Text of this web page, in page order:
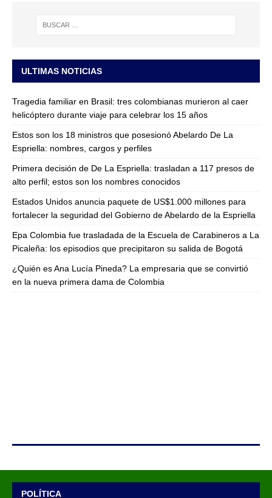
ULTIMAS NOTICIAS
Tragedia familiar en Brasil: tres colombianas murieron al caer
helicóptero durante viaje para celebrar los 15 años
Estos son los 18 ministros que posesionó Abelardo De La
Espriella: nombres, cargos y perfiles
Primera decisión de De La Espriella: trasladan a 117 presos de
alto perfil; estos son los nombres conocidos
Estados Unidos anuncia paquete de US$1.000 millones para
fortalecer la seguridad del Gobierno de Abelardo de la Espriella
Epa Colombia fue trasladada de la Escuela de Carabineros a La
Picaleña: los episodios que precipitaron su salida de Bogotá
¿Quién es Ana Lucía Pineda? La empresaria que se convirtió
en la nueva primera dama de Colombia
POLÍTICA